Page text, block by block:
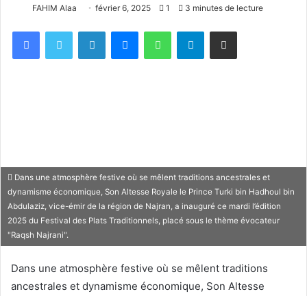
FAHIM Alaa février 6, 2025 1 3 minutes de lecture
Telegram
Dans une atmosphère festive où se mêlent traditions ancestrales et
dynamisme économique, Son Altesse Royale le Prince Turki bin Hadhoul bin
Abdulaziz, vice-émir de la région de Najran, a inauguré ce mardi l’édition
2025 du Festival des Plats Traditionnels, placé sous le thème évocateur
"Raqsh Najrani".
Dans une atmosphère festive où se mêlent traditions
ancestrales et dynamisme économique, Son Altesse